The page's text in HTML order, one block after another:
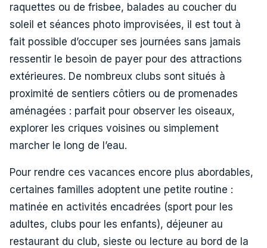
raquettes ou de frisbee, balades au coucher du
soleil et séances photo improvisées, il est tout à
fait possible d’occuper ses journées sans jamais
ressentir le besoin de payer pour des attractions
extérieures. De nombreux clubs sont situés à
proximité de sentiers côtiers ou de promenades
aménagées : parfait pour observer les oiseaux,
explorer les criques voisines ou simplement
marcher le long de l’eau.
Pour rendre ces vacances encore plus abordables,
certaines familles adoptent une petite routine :
matinée en activités encadrées (sport pour les
adultes, clubs pour les enfants), déjeuner au
restaurant du club, sieste ou lecture au bord de la